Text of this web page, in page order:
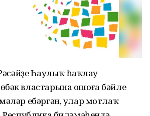
Һаулыҡ һаҡлау
властарына ошоға бәйле
ебәргән, улар мотлаҡ